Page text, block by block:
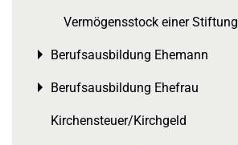
Vermögensstock einer Stiftung
Berufsausbildung Ehemann
Toggle menu
Berufsausbildung Ehefrau
Toggle menu
Kirchensteuer/Kirchgeld